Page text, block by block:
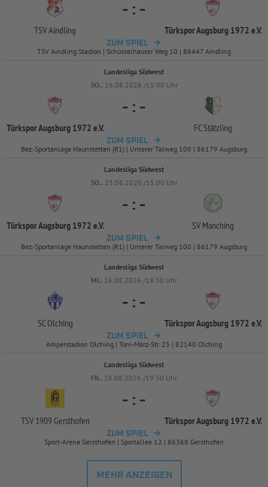
TSV Aindling
- : -
Türkspor Augsburg 1972 e.V.
ZUM SPIEL
TSV Aindling Stadion | Schüsselhauser Weg 10 | 86447 Aindling
Landesliga Südwest
SO.. 16.08.2026 /15:00 Uhr
Türkspor Augsburg 1972 e.V.
- : -
FC Stätzling
ZUM SPIEL
Bez.-Sportanlage Haunstetten (R1) | Unterer Talweg 100 | 86179 Augsburg
Landesliga Südwest
SO.. 23.08.2026 /15:00 Uhr
Türkspor Augsburg 1972 e.V.
- : -
SV Manching
ZUM SPIEL
Bez.-Sportanlage Haunstetten (R1) | Unterer Talweg 100 | 86179 Augsburg
Landesliga Südwest
MI.. 26.08.2026 /18:30 Uhr
SC Olching
- : -
Türkspor Augsburg 1972 e.V.
ZUM SPIEL
Amperstadion Olching | Toni-März-Str. 25 | 82140 Olching
Landesliga Südwest
FR.. 28.08.2026 /19:30 Uhr
TSV 1909 Gersthofen
- : -
Türkspor Augsburg 1972 e.V.
ZUM SPIEL
Sport-Arena Gersthofen | Sportallee 12 | 86368 Gersthofen
MEHR ANZEIGEN